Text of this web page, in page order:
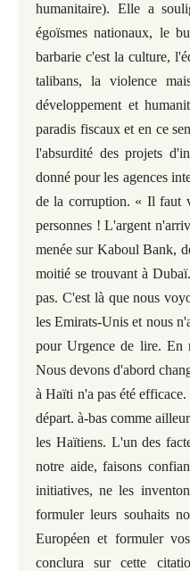
humanitaire). Elle a
égoïsmes nationaux, le
barbarie c'est la culture,
talibans, la violence
développement et
paradis fiscaux et en ce
l'absurdité des projets
donné pour les agences
de la corruption. « Il faut
personnes ! L'argent
menée sur Kaboul Bank,
moitié se trouvant à
pas. C'est là que nous
les Emirats-Unis et nous
pour Urgence de lire. En
Nous devons d'abord
à Haïti n'a pas été
départ. à-bas comme
les Haïtiens. L'un des
notre aide, faisons
initiatives, ne les
formuler leurs souhaits
Européen et formuler
conclura sur cette